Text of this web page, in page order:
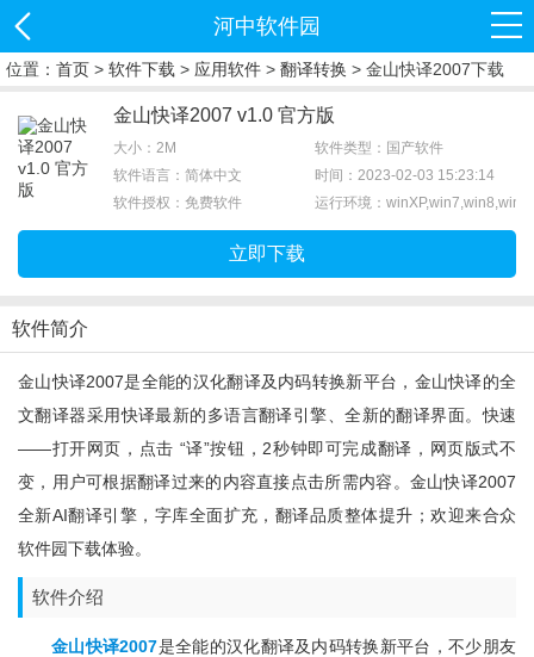
河中软件园
位置： 首页 > 软件下载 > 应用软件 > 翻译转换 > 金山快译2007下载
金山快译2007 v1.0 官方版
大小：2M
软件类型：国产软件
软件语言：简体中文
时间：2023-02-03 15:23:14
软件授权：免费软件
运行环境：
立即下载
软件简介
金山快译2007是全能的汉化翻译及内码转换新平台，金山快译的全
文翻译器采用快译最新的多语言翻译引擎、全新的翻译界面。快速
——打开网页，点击 “译”按钮，2秒钟即可完成翻译，网页版式不
变，用户可根据翻译过来的内容直接点击所需内容。金山快译2007
全新AI翻译引擎，字库全面扩充，翻译品质整体提升；欢迎来合众
软件园下载体验。
软件介绍
金山快译2007是全能的汉化翻译及内码转换新平台，不少朋友